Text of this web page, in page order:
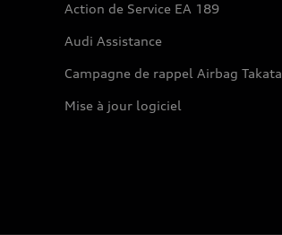
Action de Service EA 189
Audi Assistance
Campagne de rappel Airbag Takata
Mise à jour logiciel